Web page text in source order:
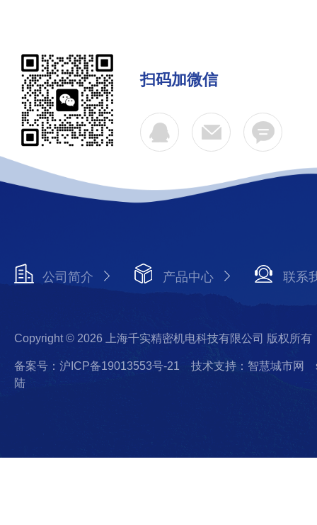
扫码加微信
公司简介 产品中心 联系
Copyright © 2026 上海千实精密机电科技有限公司 版权所有
备案号：沪ICP备19013553号-21 技术支持：智慧城市网
陆